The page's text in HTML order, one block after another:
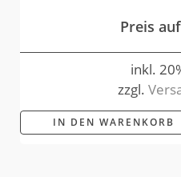
Preis
inkl.
zzgl.
IN DEN WARENKORB